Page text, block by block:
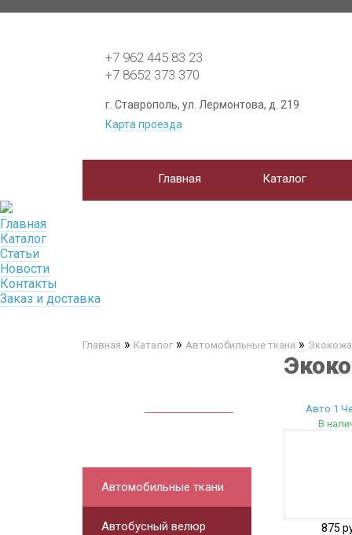
+7 962 445 83 23
+7 8652 373 370
г. Ставрополь, ул. Лермонтова, д. 219
Карта проезда
Главная Каталог
Главная
Каталог
Статьи
Новости
Контакты
Заказ и доставка
Главная » Каталог » Автомобильные ткани » Экокожа
Автомобильные ткани
Автобусный велюр
Авто 1
В
875